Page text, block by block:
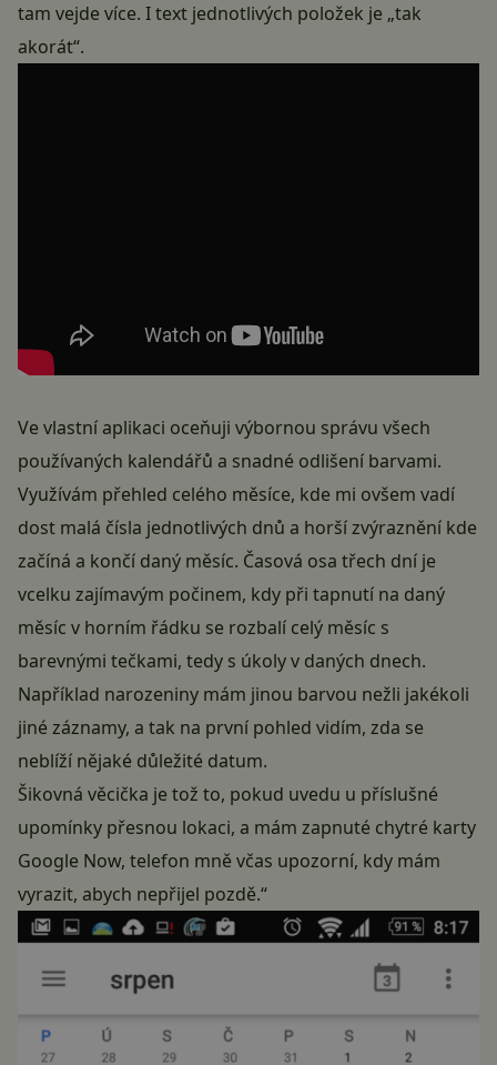
tam vejde více. I text jednotlivých položek je „tak
akorát“.
Ve vlastní aplikaci oceňuji výbornou správu všech
používaných kalendářů a snadné odlišení barvami.
Využívám přehled celého měsíce, kde mi ovšem vadí
dost malá čísla jednotlivých dnů a horší zvýraznění kde
začíná a končí daný měsíc. Časová osa třech dní je
vcelku zajímavým počinem, kdy při tapnutí na daný
měsíc v horním řádku se rozbalí celý měsíc s
barevnými tečkami, tedy s úkoly v daných dnech.
Například narozeniny mám jinou barvou nežli jakékoli
jiné záznamy, a tak na první pohled vidím, zda se
neblíží nějaké důležité datum.
Šikovná věcička je tož to, pokud uvedu u příslušné
upomínky přesnou lokaci, a mám zapnuté chytré karty
Google Now, telefon mně včas upozorní, kdy mám
vyrazit, abych nepřijel pozdě.“